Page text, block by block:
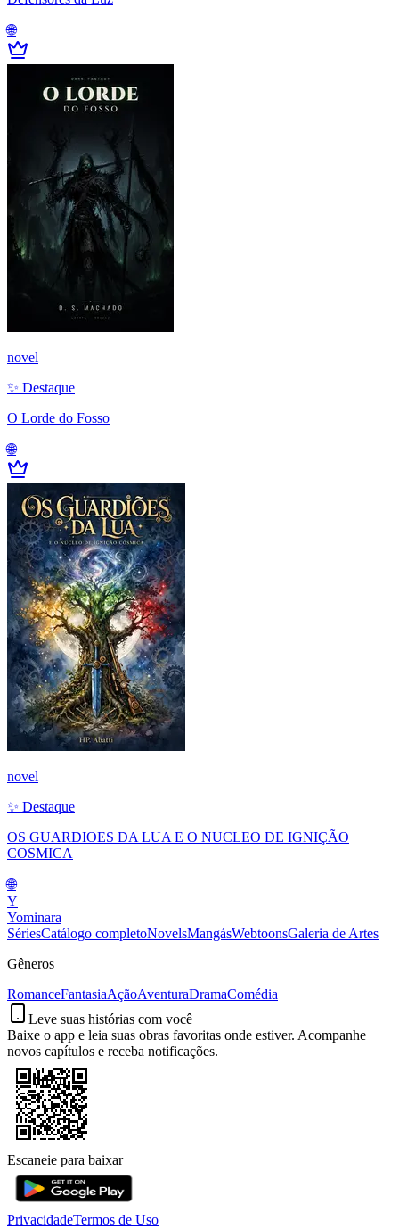
🌐
novel
✨ Destaque
O Lorde do Fosso
🌐
novel
✨ Destaque
OS GUARDIOES DA LUA E O NUCLEO DE IGNIÇÃO
COSMICA
🌐
Y
Yominara
SériesCatálogo completoNovelsMangásWebtoonsGaleria de Artes
Gêneros
RomanceFantasiaAçãoAventuraDramaComédia
Leve suas histórias com você
Baixe o app e leia suas obras favoritas onde estiver. Acompanhe
novos capítulos e receba notificações.
Escaneie para baixar
PrivacidadeTermos de Uso